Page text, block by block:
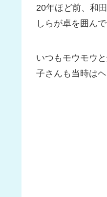
20年ほど前、和
しらが卓を囲ん
いつもモウモウ
子さんも当時は